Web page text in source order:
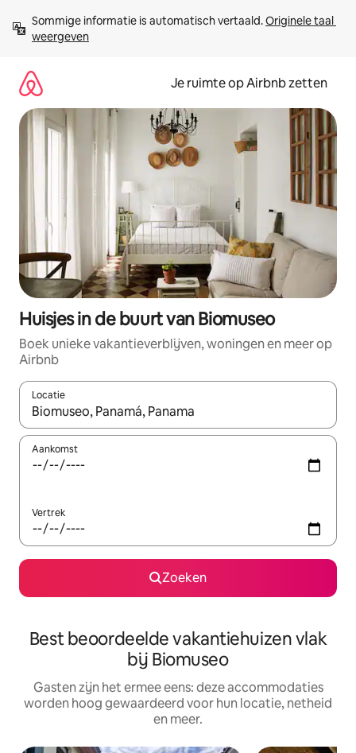
direct
naar
Sommige informatie is automatisch vertaald. Originele taal
weergeven
Je ruimte op Airbnb zetten
Huisjes in de buurt van Biomuseo
Boek unieke vakantieverblijven, woningen en meer op
Airbnb
Locatie
Wanneer er suggesties beschikbaar zijn, maak je een keuze
Aankomst
Vertrek
Zoeken
Best beoordeelde vakantiehuizen vlak
bij Biomuseo
Gasten zijn het ermee eens: deze accommodaties
worden hoog gewaardeerd voor hun locatie, netheid
en meer.